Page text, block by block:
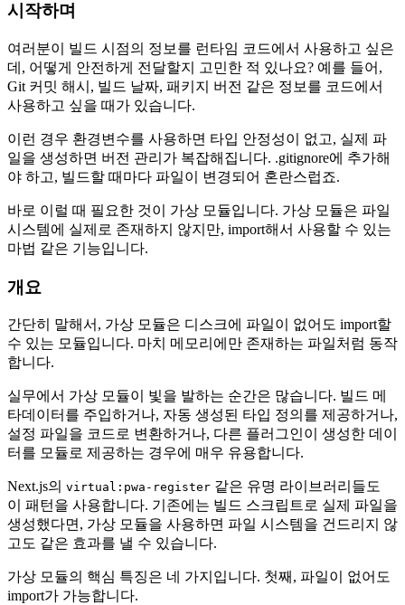
시작하며
여러분이 빌드 시점의 정보를 런타임 코드에서 사용하고 싶은
데, 어떻게 안전하게 전달할지 고민한 적 있나요? 예를 들어,
Git 커밋 해시, 빌드 날짜, 패키지 버전 같은 정보를 코드에서
사용하고 싶을 때가 있습니다.
이런 경우 환경변수를 사용하면 타입 안정성이 없고, 실제 파
일을 생성하면 버전 관리가 복잡해집니다. .gitignore에 추가해
야 하고, 빌드할 때마다 파일이 변경되어 혼란스럽죠.
바로 이럴 때 필요한 것이 가상 모듈입니다. 가상 모듈은 파일
시스템에 실제로 존재하지 않지만, import해서 사용할 수 있는
마법 같은 기능입니다.
개요
간단히 말해서, 가상 모듈은 디스크에 파일이 없어도 import할
수 있는 모듈입니다. 마치 메모리에만 존재하는 파일처럼 동작
합니다.
실무에서 가상 모듈이 빛을 발하는 순간은 많습니다. 빌드 메
타데이터를 주입하거나, 자동 생성된 타입 정의를 제공하거나,
설정 파일을 코드로 변환하거나, 다른 플러그인이 생성한 데이
터를 모듈로 제공하는 경우에 매우 유용합니다.
Next.js의 virtual:pwa-register 같은 유명 라이브러리들도
이 패턴을 사용합니다. 기존에는 빌드 스크립트로 실제 파일을
생성했다면, 가상 모듈을 사용하면 파일 시스템을 건드리지 않
고도 같은 효과를 낼 수 있습니다.
가상 모듈의 핵심 특징은 네 가지입니다. 첫째, 파일이 없어도
import가 가능합니다.